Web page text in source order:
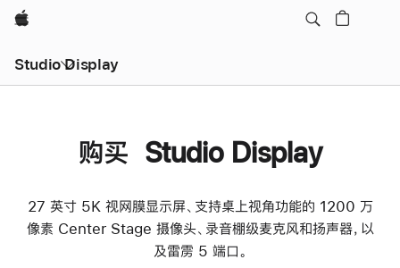
Apple
Studio Display
购买 Studio Display
27 英寸 5K 视网膜显示屏、支持桌上视角功能的 1200 万
像素 Center Stage 摄像头、录音棚级麦克风和扬声器，以
及雷雳 5 端口。